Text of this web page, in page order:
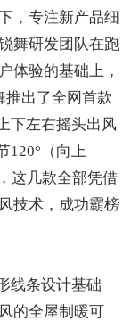
，专注新产品细
舞研发团队在跑
体验的基础上，
推出了全网首款
下左右摇头出风
120°（向上
这几款全部凭借
技术，成功霸榜
线条设计基础
的全屋制暖可